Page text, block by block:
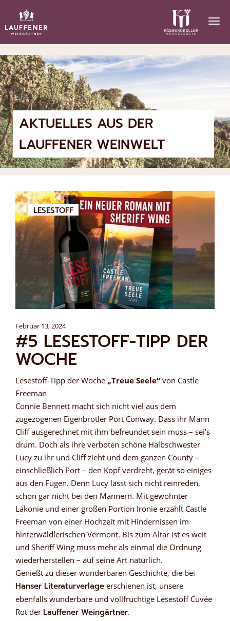
AKTUELLES AUS DER
LAUFFENER WEINWELT
LESESTOFF
Februar 13, 2024
#5 LESESTOFF-TIPP DER
WOCHE
Lesestoff-Tipp der Woche „Treue Seele“ von Castle
Freeman
Connie Bennett macht sich nicht viel aus dem
zugezogenen Eigenbrötler Port Conway. Dass ihr Mann
Cliff ausgerechnet mit ihm befreundet sein muss – sei’s
drum. Doch als ihre verboten schöne Halbschwester
Lucy zu ihr und Cliff zieht und dem ganzen County –
einschließlich Port – den Kopf verdreht, gerät so einiges
aus den Fugen. Denn Lucy lässt sich nicht reinreden,
schon gar nicht bei den Männern. Mit gewohnter
Lakonie und einer großen Portion Ironie erzählt Castle
Freeman von einer Hochzeit mit Hindernissen im
hinterwäldlerischen Vermont. Bis zum Altar ist es weit
und Sheriff Wing muss mehr als einmal die Ordnung
wiederherstellen – auf seine Art natürlich.
Genießt zu dieser wunderbaren Geschichte, die bei
Hanser Literaturverlage erschienen ist, unsere
ebenfalls wunderbare und vollfruchtige Lesestoff Cuvée
Rot der Lauffener Weingärtner.